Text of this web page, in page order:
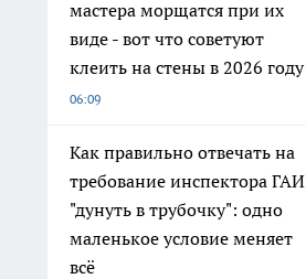
мастера морщатся при их
виде - вот что советуют
клеить на стены в 2026 году
06:09
Как правильно отвечать на
требование инспектора ГАИ
"дунуть в трубочку": одно
маленькое условие меняет
всё